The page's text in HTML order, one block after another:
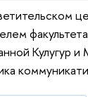
Кулугур